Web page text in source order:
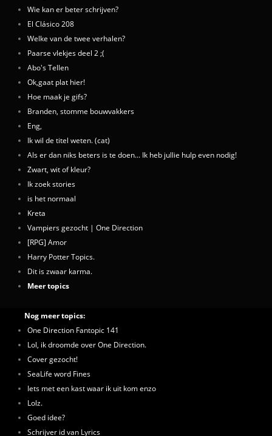
Wie kan er beter schrijven?
El Clásico 208
Welke van de twee verhalen?
Paarse vlekjes deel 2 ;(
Abo's Tellen
Ok,gaat plat hier!
Hoe maak je gifs?
Branden, stomme bouwvakkers
Eng,
Ik wil de titel weten. (cat)
Als er dan niks beters is te doen... Ik heb jullie hulp even nodig!
Zwart, wit of kleur?
Ik zoek stories
is het normaal
Kreta
Vampiers gezocht | One Direction
[RPG] Amor
Harry Potter Topics.
Dit is zwaar karma.
Meer topics
Nog meer topics:
One Direction Fantopic 141
Lol, ik droomde over One Direction.
Cover gezocht!
SeaLife word Fines
Iets met een kast waar ik uit kom enzo
Lolz.
Goed idee?
Schrijver id van Lyrics